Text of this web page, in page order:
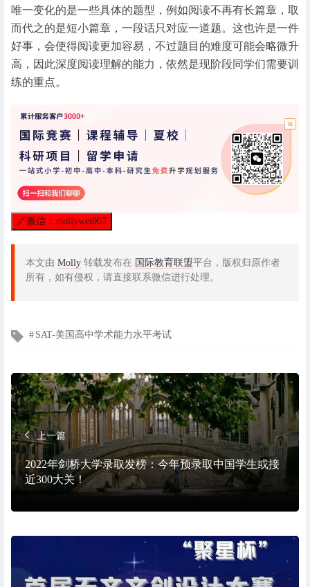
唯一变化的是一些具体的题型，例如阅读不再有长篇章，取
而代之的是短小篇章，一段话只对应一道题。这也许是一件
好事，会使得阅读更加容易，不过题目的难度可能会略微升
高，因此深度阅读理解的能力，依然是现阶段同学们需要训
练的重点。
🔗微信：mollywei007
本文由 Molly 转载发布在 国际教育联盟平台，版权归原作者
所有，如有侵权，请直接联系微信进行处理。
文
签
SAT-美国高中学术能力水平考试
上一篇
2022年剑桥大学录取发榜：今年预录取中国学生或接
近300大关！